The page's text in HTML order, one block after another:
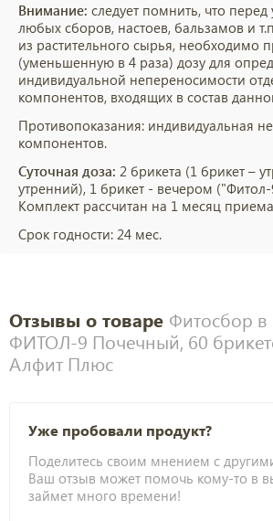
Внимание: следует помнить, что
любых сборов, настоев, бальзамов и
из растительного сырья, необходимо
(уменьшенную в 4 раза) дозу для
индивидуальной непереносимости
компонентов, входящих в состав
Противопоказания: индивидуальная
компонентов.
Суточная доза: 2 брикета (1 брикет –
утренний), 1 брикет - вечером
Комплект рассчитан на 1 месяц
Срок годности: 24 мес.
Отзывы о товаре Фитосбор в
ФИТОЛ-9 Почечный, 60
Алфит Плюс
Уже пробовали продукт?
Поделитесь своим мнением с
Ваш отзыв может помочь кому-то в
займет много времени!